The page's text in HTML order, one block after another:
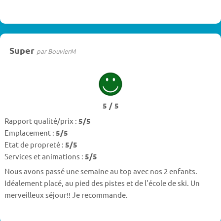
Super par BouvierM
5 / 5
Rapport qualité/prix : 5/5
Emplacement : 5/5
Etat de propreté : 5/5
Services et animations : 5/5
Nous avons passé une semaine au top avec nos 2 enfants.
Idéalement placé, au pied des pistes et de l'école de ski. Un
merveilleux séjour!! Je recommande.